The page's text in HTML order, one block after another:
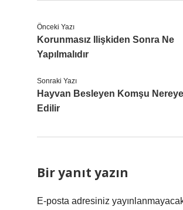
Önceki Yazı
Korunmasız Ilişkiden Sonra Ne
Yapılmalıdır
Sonraki Yazı
Hayvan Besleyen Komşu
Edilir
Bir yanıt yazın
E-posta adresiniz